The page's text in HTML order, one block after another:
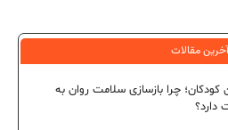
آخرین مقالات
چرا بازسازی سلامت روان به
دارد؟